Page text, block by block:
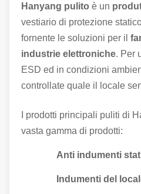
Hanyang pulito è un
vestiario di protezione
fornente le soluzioni per il
industrie elettroniche. Per
ESD ed in condizioni
controllate quale il locale
I prodotti principali puliti di
vasta gamma di prodotti:
Anti indumenti
Indumenti del